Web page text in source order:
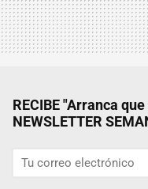
RECIBE "Arranca
NEWSLETTER